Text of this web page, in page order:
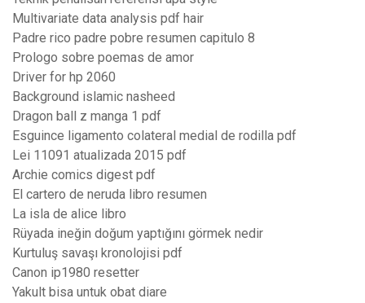
Multivariate data analysis pdf hair
Padre rico padre pobre resumen capitulo 8
Prologo sobre poemas de amor
Driver for hp 2060
Background islamic nasheed
Dragon ball z manga 1 pdf
Esguince ligamento colateral medial de rodilla pdf
Lei 11091 atualizada 2015 pdf
Archie comics digest pdf
El cartero de neruda libro resumen
La isla de alice libro
Rüyada ineğin doğum yaptığını görmek nedir
Kurtuluş savaşı kronolojisi pdf
Canon ip1980 resetter
Yakult bisa untuk obat diare